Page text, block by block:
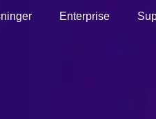
Enterprise